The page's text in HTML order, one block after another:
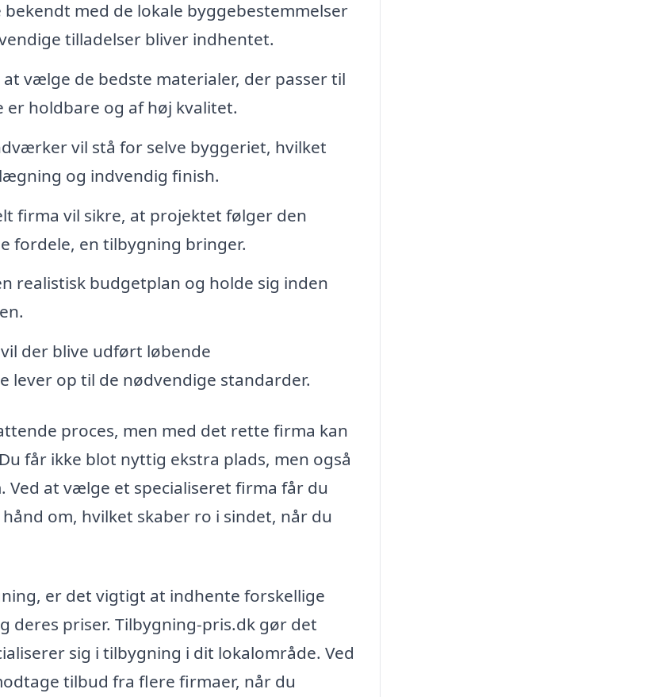
med de lokale byggebestemmelser
tilladelser bliver indhentet.
vælge de bedste materialer, der passer til
holdbare og af høj kvalitet.
vil stå for selve byggeriet, hvilket
og indvendig finish.
firma vil sikre, at projektet følger den
fordele, en tilbygning bringer.
realistisk budgetplan og holde sig inden
der blive udført løbende
op til de nødvendige standarder.
proces, men med det rette firma kan
får ikke blot nyttig ekstra plads, men også
at vælge et specialiseret firma får du
om, hvilket skaber ro i sindet, når du
er det vigtigt at indhente forskellige
deres priser. Tilbygning-pris.dk gør det
sig i tilbygning i dit lokalområde. Ved
tilbud fra flere firmaer, når du